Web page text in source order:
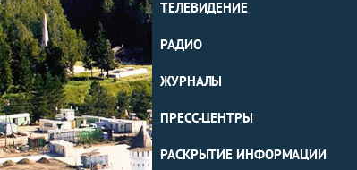
ТЕЛЕВИДЕНИЕ
РАДИО
ЖУРНАЛЫ
ПРЕСС-ЦЕНТРЫ
РАСКРЫТИЕ ИНФОРМАЦИИ